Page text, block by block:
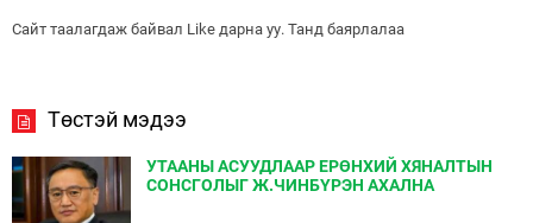
Сайт таалагдаж байвал Like дарна уу. Танд баярлалаа
Төстэй мэдээ
УТААНЫ АСУУДЛААР ЕРӨНХИЙ ХЯНАЛТЫН
СОНСГОЛЫГ Ж.ЧИНБҮРЭН АХАЛНА